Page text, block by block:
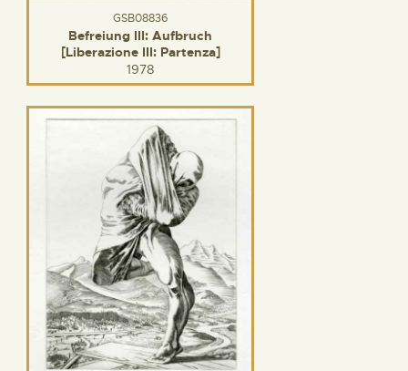
GSB08836
Befreiung III: Aufbruch
[Liberazione III: Partenza]
1978